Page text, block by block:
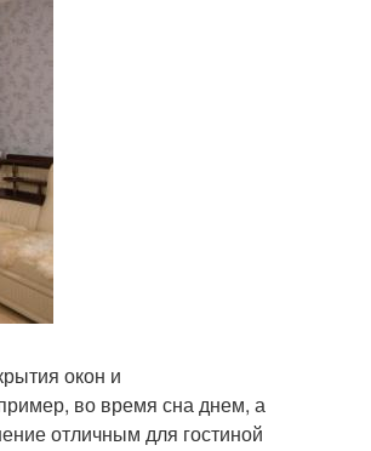
окон и
во время сна днем, а
отличным для гостиной